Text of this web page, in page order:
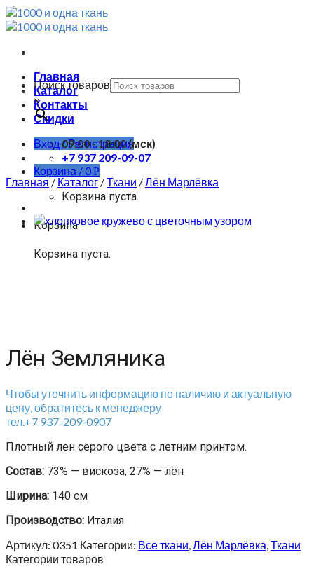
Skip
to
Главная
Каталог
Контакты
Скидки
Вход / Регистрация
Корзина /0Р
Корзина пуста.
Корзина
Корзина пуста.
Поиск товаров
×
09:00 - 18:00 (мск)
+7 937 209-09-07
Главная/Каталог /Ткани /Лён Марлёвка
Лён Земляника
Чтобы уточнить информацию по наличию и актуальную
цену, обратитесь к менеджеру
тел.+7 937-209-0907
Плотный лен серого цвета с летним принтом.
Состав: 73% — вискоза, 27% — лён
Ширина: 140 см
Производство: Италия
Артикул: 0351 Категории: Все ткани,Лён Марлёвка,Ткани
Категории товаров